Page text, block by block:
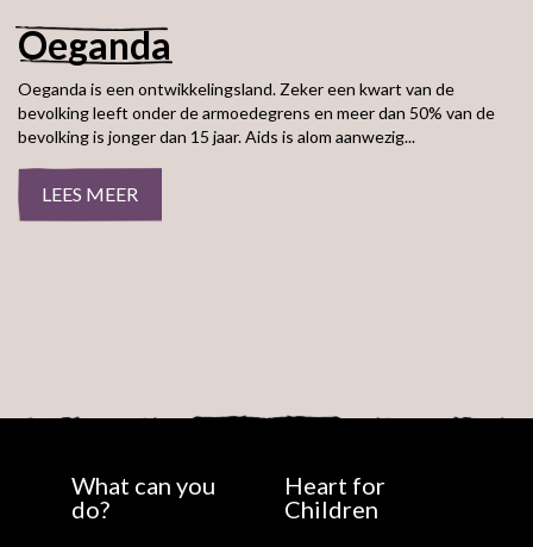
Oeganda
Oeganda is een ontwikkelingsland. Zeker een kwart van de
bevolking leeft onder de armoedegrens en meer dan 50% van de
bevolking is jonger dan 15 jaar. Aids is alom aanwezig...
LEES MEER
What can you
do?
Heart for
Children